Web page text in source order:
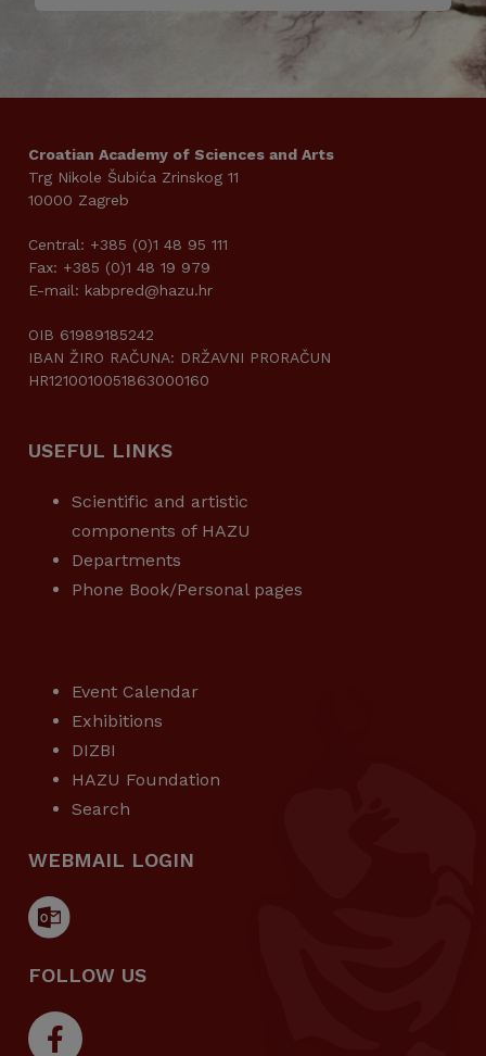
Croatian Academy of Sciences and Arts
Trg Nikole Šubića Zrinskog 11
10000 Zagreb
Central: +385 (0)1 48 95 111
Fax: +385 (0)1 48 19 979
E-mail: kabpred@hazu.hr
OIB 61989185242
IBAN ŽIRO RAČUNA: DRŽAVNI PRORAČUN
HR1210010051863000160
USEFUL LINKS
Scientific and artistic
components of HAZU
Departments
Phone Book/Personal pages
Event Calendar
Exhibitions
DIZBI
HAZU Foundation
Search
WEBMAIL LOGIN
FOLLOW US